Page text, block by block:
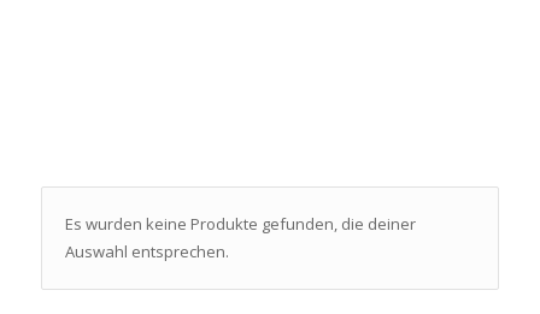
Es wurden keine Produkte gefunden, die deiner
Auswahl entsprechen.